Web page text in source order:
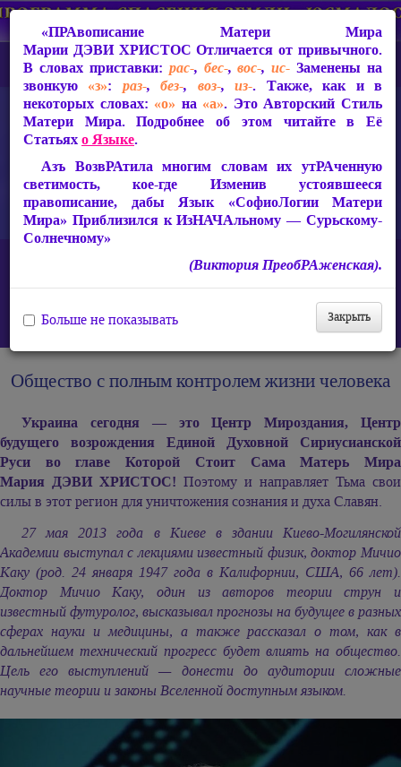
Защита от чипизации — Световой Покров Матери Мира Марии
ДЭВИ ХРИСТОС
Мировое правительство и тотальный контроль
Общество с полным контролем жизни человека
Общество с полным контролем жизни человека
Украина сегодня — это Центр Мироздания, Центр
будущего возрождения Единой Духовной Сириусианской
Руси во главе Которой Стоит Сама Матерь Мира
Мария ДЭВИ ХРИСТОС! Поэтому и направляет Тьма свои
силы в этот регион для уничтожения сознания и духа Славян.
27 мая 2013 года в Киеве в здании Киево-Могилянской
Академии выступал с лекциями известный физик, доктор Мичио
Каку (род. 24 января 1947 года в Калифорнии, США, 66 лет).
Доктор Мичио Каку, один из авторов теории струн и
известный футуролог, высказывал прогнозы на будущее в разных
сферах науки и медицины, а также рассказал о том, как в
дальнейшем технический прогресс будет влиять на общество.
Цель его выступлений — донести до аудитории сложные
научные теории и законы Вселенной доступным языком.
«ПРАвописание Матери Мира
Марии ДЭВИ ХРИСТОС Отличается от привычного.
В словах приставки: рас-, бес-,вос-,ис- Заменены на
звонкую «з»: раз-,без-, воз-,из-. Также, как и в
некоторых словах: «о» на «а». Это Авторский Стиль
Матери Мира. Подробнее об этом читайте в Её
Статьяхо Языке.
Азъ ВозвРАтила многим словам их утРАченную
светимость, кое-где Изменив устоявшееся
правописание, дабы Язык «СофиоЛогии Матери
Мира» Приблизился к ИзНАЧАльному — Сурьскому-
Солнечному»
(Виктория ПреобРАженская).
Закрыть
Больше не показывать